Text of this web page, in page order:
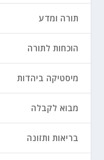
תורה ומדע
הוכחות לתורה
מיסטיקה ביהדות
מבוא לקבלה
בריאות ותזונה